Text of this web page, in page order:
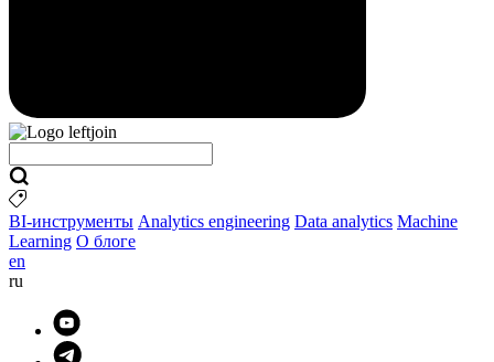
BI-инструменты Analytics engineering Data analytics Machine
Learning О блоге
en
ru